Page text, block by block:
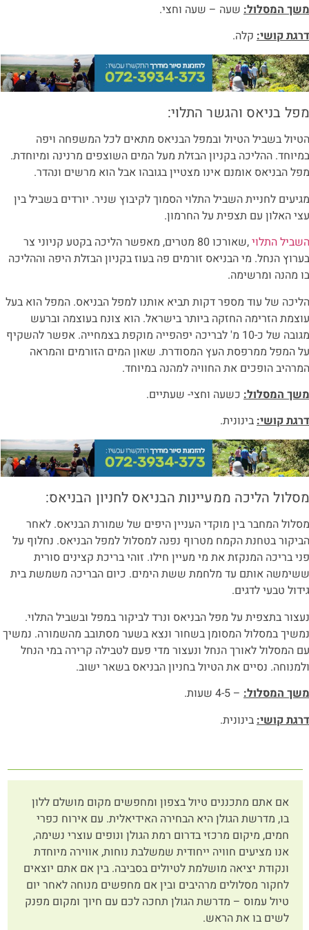
משך המסלול: שעה – שעה וחצי.
דרגת קושי: קלה.
מפל בניאס והגשר התלוי:
הטיול בשביל הטיול ובמפל הבניאס מתאים לכל המשפחה ויפה
במיוחד. ההליכה בקניון הבזלת מעל המים השוצפים מרנינה ומיוחדת.
מפל הבניאס אומנם אינו מצטיין בגובהו אבל הוא מרשים ונהדר.
מגיעים לחניית השביל התלוי הסמוך לקיבוץ שניר. יורדים בשביל בין
עצי האלון עם תצפית על החרמון.
השביל התלוי
,שאורכו 80 מטרים, מאפשר הליכה בקטע קניוני צר
בערוץ הנחל. מי הבניאס זורמים פה בעוז בקניון הבזלת היפה וההליכה
בו מהנה ומרשימה.
הליכה של עוד מספר דקות תביא אותנו למפל הבניאס. המפל הוא בעל
עוצמת הזרימה החזקה ביותר בישראל. הוא צונח בעוצמה וברעש
מגובה של כ-10 מ' לבריכה יפהפייה מוקפת בצמחייה. אפשר להשקיף
על המפל ממרפסת העץ המסודרת. שאון המים הזורמים והמראה
המרהיב הופכים את החוויה למהנה במיוחד.
משך המסלול: כשעה וחצי- שעתיים.
דרגת קושי:בינונית.
מסלול הליכה ממעיינות הבניאס לחניון הבניאס:
מסלול המחבר בין מוקדי העניין היפים של שמורת הבניאס. לאחר
הביקור בטחנת הקמח מטרוף נפנה למסלול למפל הבניאס. נחלוף על
פני בריכה המנקזת את מי מעיין חילו. זוהי בריכת קצינים סורית
ששימשה אותם עד מלחמת ששת הימים. כיום הבריכה משמשת בית
גידול טבעי לדגים.
נעצור בתצפית על מפל הבניאס ונרד לביקור במפל ובשביל התלוי.
נמשיך במסלול המסומן בשחור ונצא בשער מסתובב מהשמורה. נמשיך
עם המסלול לאורך הנחל ונעצור מדי פעם לטבילה קרירה במי הנחל
ולמנוחה. נסיים את הטיול בחניון הבניאס בשאר ישוב.
משך המסלול: – 4-5 שעות.
דרגת קושי: בינונית.
אם אתם מתכננים טיול בצפון ומחפשים מקום מושלם ללון
בו, מדרשת הגולן היא הבחירה האידיאלית. עם אירוח כפרי
חמים, מיקום מרכזי בדרום רמת הגולן ונופים עוצרי נשימה,
אנו מציעים חוויה ייחודית שמשלבת נוחות, אווירה מיוחדת
ונקודת יציאה מושלמת לטיולים בסביבה. בין אם אתם יוצאים
לחקור מסלולים מרהיבים ובין אם מחפשים מנוחה לאחר יום
טיול עמוס – מדרשת הגולן תחכה לכם עם חיוך ומקום מפנק
לשים בו את הראש.